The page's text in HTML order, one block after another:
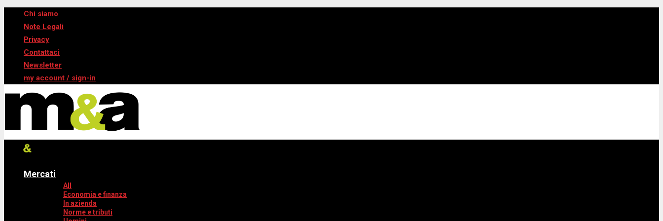
Chi siamo
Note Legali
Privacy
Contattaci
Newsletter
my account / sign-in
Mercati
All
Economia e finanza
In azienda
Norme e tributi